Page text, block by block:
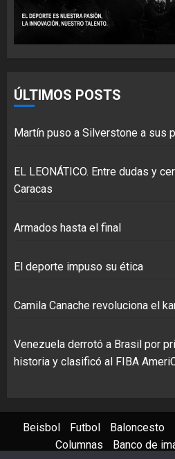
ÚLTIMOS POSTS
Martín puso a Silverstone a sus
EL LEONÁTICO. Entre dudas y
Caracas
Armados hasta el final
El deporte impuso su ética
Camila Canache revoluciona el
Venezuela derrotó a Brasil por
historia y clasificó al FIBA
Beisbol Futbol Baloncesto
Columnas
Banco de